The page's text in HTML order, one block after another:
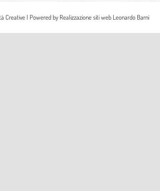
Creative | Powered byRealizzazione siti web Leonardo Barni
GDPR Cookie Banner